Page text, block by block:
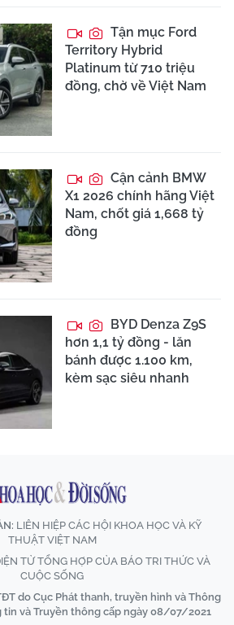
Tận mục Ford
Territory Hybrid
Platinum từ 710 triệu
đồng, chờ về Việt Nam
Cận cảnh BMW
X1 2026 chính hãng Việt
Nam, chốt giá 1,668 tỷ
đồng
BYD Denza Z9S
hơn 1,1 tỷ đồng - lăn
bánh được 1.100 km,
kèm sạc siêu nhanh
LIÊN HIỆP CÁC HỘI KHOA HỌC VÀ KỸ
THUẬT VIỆT NAM
TỬ TỔNG HỢP CỦA BÁO TRI THỨC VÀ
CUỘC SỐNG
do Cục Phát thanh, truyền hình và Thông
tin và Truyền thông cấp ngày 08/07/2021